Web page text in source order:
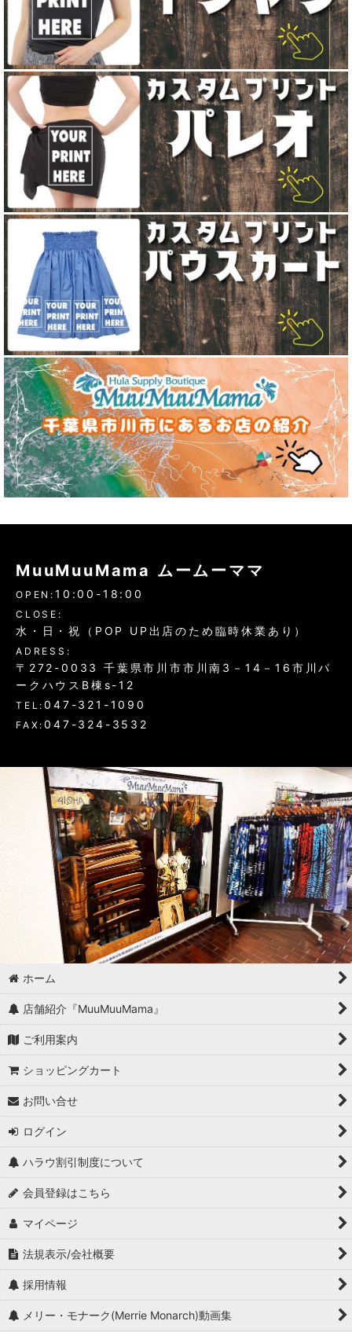
MuuMuuMama ムームーママ
OPEN: 10:00-18:00
CLOSE:
水・日・祝（POP UP出店のため臨時休業あり）
ADRESS:
〒272-0033 千葉県市川市市川南3－14－16市川パ
ークハウスB棟s-12
TEL:047-321-1090
FAX:047-324-3532
ホーム
店舗紹介『MuuMuuMama』
ご利用案内
ショッピングカート
お問い合せ
ログイン
ハラウ割引制度について
会員登録はこちら
マイページ
法規表示/会社概要
採用情報
メリー・モナーク(Merrie Monarch)動画集